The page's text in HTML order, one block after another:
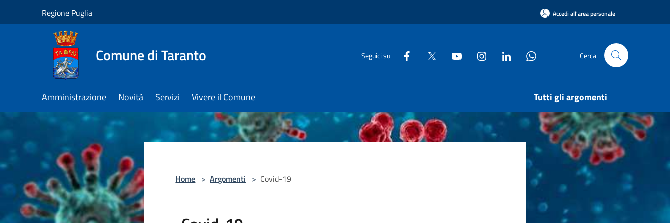
Regione Puglia Accedi all'area personale
Comune di Taranto Seguici su Cerca
Amministrazione Novità Servizi Vivere il Comune Tutti gli argomenti
Home > Argomenti > Covid-19